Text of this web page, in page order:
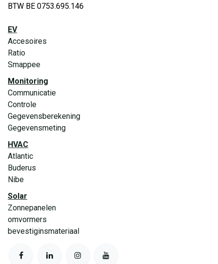
BTW BE 0753.695.146
EV
Accesoires
Ratio
Smappee
Monitoring
Communicatie
Controle
Gegevensberekening
Gegevensmeting
HVAC
Atlantic
Buderus
Nibe
Solar
Zonnepanelen
omvormers
bevestiginsmateriaal